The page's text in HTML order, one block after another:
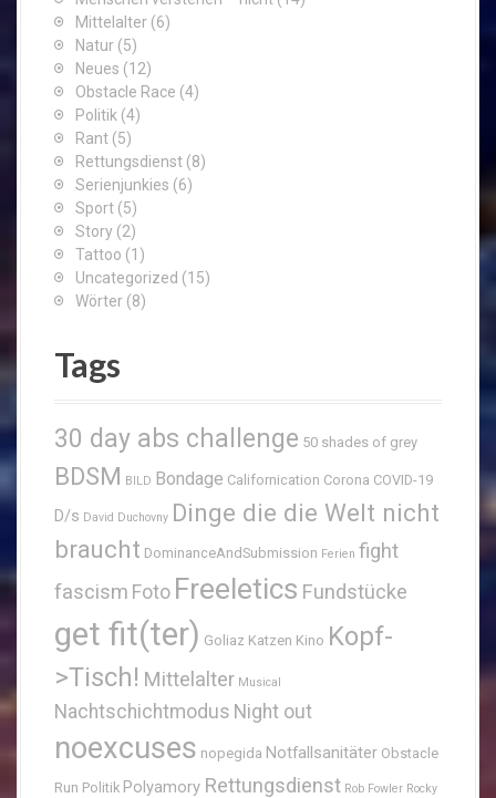
Mittelalter (6)
Natur (5)
Neues (12)
Obstacle Race (4)
Politik (4)
Rant (5)
Rettungsdienst (8)
Serienjunkies (6)
Sport (5)
Story (2)
Tattoo (1)
Uncategorized (15)
Wörter (8)
Tags
30 day abs challenge 50 shades of grey
BDSM BILD Bondage Californication Corona COVID-19
D/s David Duchovny Dinge die die Welt nicht
braucht DominanceAndSubmission Ferien fight
fascism Foto Freeletics Fundstücke
get fit(ter) Goliaz Katzen Kino Kopf-
>Tisch! Mittelalter Musical
Nachtschichtmodus Night out
noexcuses nopegida Notfallsanitäter Obstacle
Run Politik Polyamory Rettungsdienst Rob Fowler Rocky